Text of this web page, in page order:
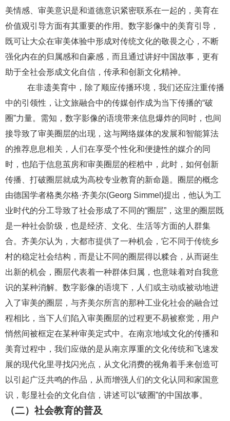
美情感、审美意识是和道德意识紧密联系在一起的，美育在
价值观引导方面有其重要的作用。 数字影像中的美育引导，
既可让大众在审美体验中形成对传统文化的敬畏之心，不断
强化内在的归属感和自豪感，而且通过讲好中国故事，更有
助于全社会形成文化自信，传承和创新文化精神。
在非遗美育中，除了顺应传播环境，我们还应注重传播
中的引领性，让文旅融合中的传媒创作成为当下传播的“破
圈”力量。需知， 数字影像的语境带来信息爆炸的同时，也间
接导致了审美圈层的出现，这与网络媒体的发展和智能算法
的推荐息息相关，人们在享受个性化和便捷性的媒介的同
时，也陷于信息茧房和审美圈层的桎梏中，此时，如何创新
传播、打破圈层就成为高校专业教育的新命题。圈层的概念
由德国学者格奥尔格·齐美尔(Georg Simmel)提出，他认为工
业时代的分工导致了社会形成了不同的“圈层”，这里的圈层既
是一种社会阶级，也是经济、文化、生活等方面的人群集
合。齐美尔认为，大都市提供了一种机会，它不同于传统乡
村的稳定社会结构，而是让不同的圈层得以糅合，从而诞生
出新的机会，圈层代表着一种群体归属，也意味着对自我意
识的某种消解。 数字影像的语境下，人们或主动或被动地进
入了审美的圈层，与齐美尔所言的那种工业化社会的融合过
程相比，当下人们陷入审美圈层的过程更不易被察觉，用户
悄然间被框定在某种审美定式中。在南京地域文化的传播和
美育过程中，我们应做的是从南京厚重的文化传统和飞速发
展的现代化里寻找闪光点，从文化消费的视角着手来创造可
以引起广泛共鸣的作品，从而增强人们的文化认同和家国意
识，彰显社会的文化自信，讲述可以“破圈”的中国故事。
（二）社会教育的普及